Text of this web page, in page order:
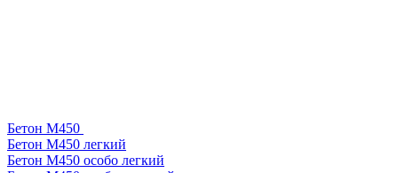
Бетон М450
Бетон М450 легкий
Бетон М450 особо легкий